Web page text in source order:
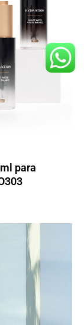
para